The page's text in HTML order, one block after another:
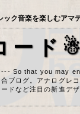
ック音楽を楽しむアマ
ード
--- So that you may
ブログ。アナログレ
ドなど注目の新進デ